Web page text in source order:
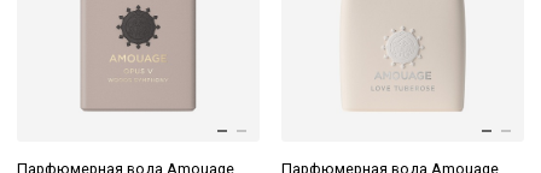
Парфюмерная вода Amouage
Парфюмерная вода Amouage